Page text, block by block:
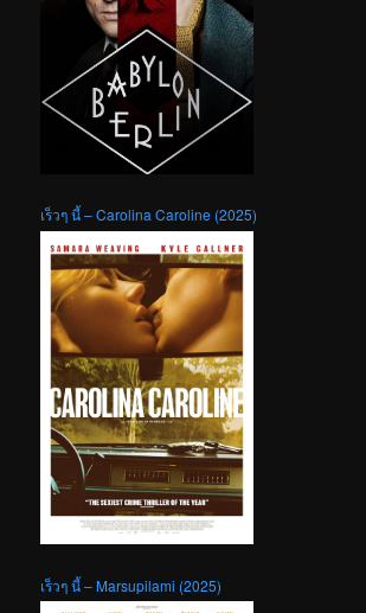
เร็วๆ นี้ – Carolina Caroline (2025)
เร็วๆ นี้ – Marsupilami (2025)